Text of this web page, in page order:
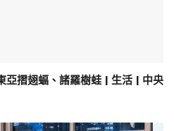
摺翅蝠、諸羅樹蛙 | 生活 | 中央